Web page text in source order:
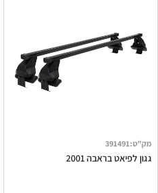
מק"ט:
391491
גגון לפיאט בראבה 2001